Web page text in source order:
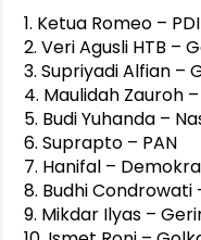
1. Ketua Romeo –
2. Veri Agusli HTB –
3. Supriyadi Alfian –
4. Maulidah Zauroh –
5. Budi Yuhanda –
6. Suprapto – PAN
7. Hanifal –
8. Budhi Condrowati
9. Mikdar Ilyas –